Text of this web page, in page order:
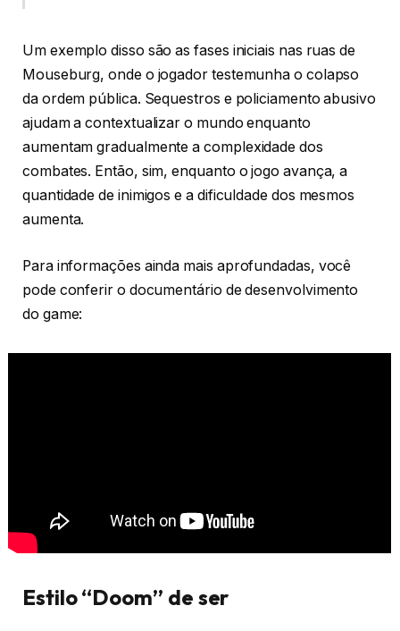
Um exemplo disso são as fases iniciais nas ruas de
Mouseburg, onde o jogador testemunha o colapso
da ordem pública. Sequestros e policiamento abusivo
ajudam a contextualizar o mundo enquanto
aumentam gradualmente a complexidade dos
combates. Então, sim, enquanto o jogo avança, a
quantidade de inimigos e a dificuldade dos mesmos
aumenta.
Para informações ainda mais aprofundadas, você
pode conferir o documentário de desenvolvimento
do game:
Estilo “Doom” de ser